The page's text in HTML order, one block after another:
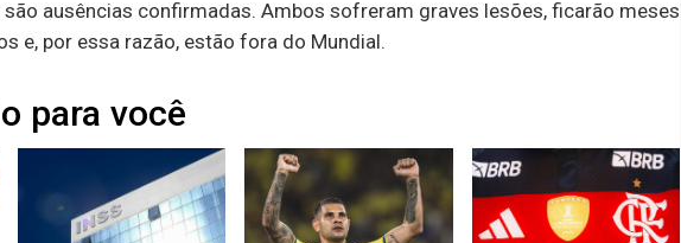
são ausências confirmadas. Ambos sofreram graves lesões, ficarão meses
e, por essa razão, estão fora do Mundial.
para você